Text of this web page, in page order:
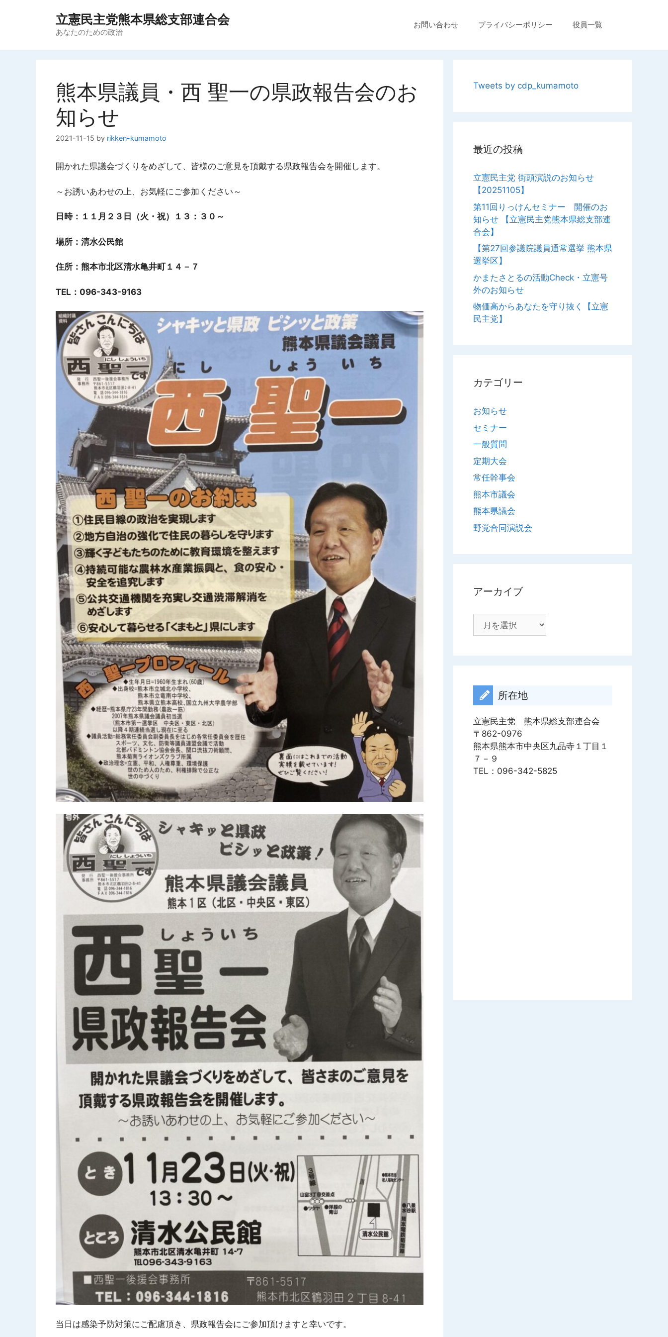
立憲民主党熊本県総支部連合会
あなたのための政治
お問い合わせ プライバシーポリシー 役員一覧
熊本県議員・西 聖一の県政報告会のお
知らせ
2021-11-15 by rikken-kumamoto
開かれた県議会づくりをめざして、皆様のご意見を頂戴する県政報告会を開催します。
～お誘いあわせの上、お気軽にご参加ください～
日時：１１月２３日（火・祝）１３：３０～
場所：清水公民館
住所：熊本市北区清水亀井町１４－７
TEL：096-343-9163
当日は感染予防対策にご配慮頂き、県政報告会にご参加頂けますと幸いです。
Tweets by cdp_kumamoto
最近の投稿
立憲民主党 街頭演説のお知らせ
【20251105】
第11回りっけんセミナー 開催のお
知らせ 【立憲民主党熊本県総支部連
合会】
【第27回参議院議員通常選挙 熊本県
選挙区】
かまたさとるの活動Check・立憲号
外のお知らせ
物価高からあなたを守り抜く【立憲
民主党】
カテゴリー
お知らせ
セミナー
一般質問
定期大会
常任幹事会
熊本市議会
熊本県議会
野党合同演説会
アーカイブ
所在地
立憲民主党 熊本県総支部連合会
〒862-0976
熊本県熊本市中央区九品寺１丁目１
７－９
TEL：096-342-5825